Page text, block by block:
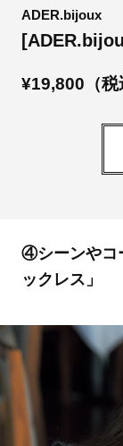
ADER.bijoux
¥19,800（税
④シーンやコ
ックレス」